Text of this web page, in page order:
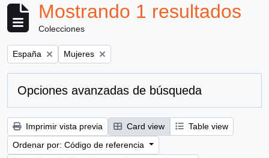
Mostrando 1 resultados
Colecciones
Remove filter:
España Remove filter:
Mujeres
Opciones avanzadas de búsqueda
Imprimir vista previa Card view
Table view
Ordenar por: Código de referencia